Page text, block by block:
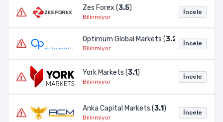
Zes Forex (3.5)
Bilinmiyor
İncele
Optimum Global Markets (3.2 )
Bilinmiyor
İncele
York Markets (3.1)
Bilinmiyor
İncele
Anka Capital Markets (3.1)
Bilinmiyor
İncele